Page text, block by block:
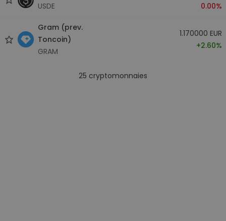
USDE
0.00%
Gram (prev.
Toncoin)
GRAM
1.170000 EUR
+2.60%
25 cryptomonnaies